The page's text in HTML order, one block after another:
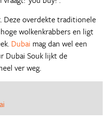
Deze overdekte traditionele
wolkenkrabbers en ligt
Dubai mag dan wel een
Dubai Souk lijkt de
ver weg.